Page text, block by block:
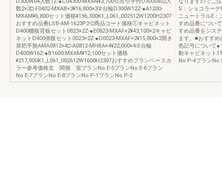
数2×3□-F0402-MXAB×3¥16,800×3②台輪D300W12Z-●A1200-
MXAM¥6,800セット価格¥196,300K1_L061_002512W1200H2307
おすすめ品番LSB-AM-1623P2-□商品コード価格①キャビネット
D400棚板背板セット0823×2Z-●E0823-MXAF×2¥43,100×2キャビ
ネットD400側板セット0023×2Z-●D0023-MXAF×2¥15,800×2開き
扉把手無AMA0812×4□-A0812-MHBA×4¥22,000×4②台輪
D400W16Z-●B1600-MXAM¥12,100セット価格
¥217,900K1_L061_002612W1600H2307おすすめプランベースカ
ラー参考価格玄 関個 室プランNo.E-5プランNo.E-6プラン
No.E-7プランNo.E-8プランNo.P-1プランNo.P-2
S：ショコラー
ニュートラルE
すめ品番につい
すめ品番をシス
ます。■おすす
色記号について
動キャビネット
No.P-4プラン